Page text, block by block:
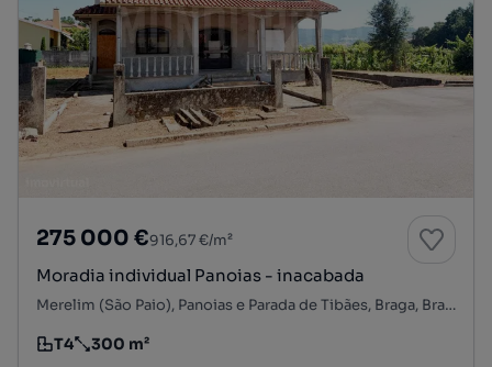
275 000 €916,67 €/m²
Moradia individual Panoias - inacabada
Merelim (São Paio), Panoias e Parada de Tibães, Braga, Braga
Tipologia
T4
Preço por metro quadrado
300 m²